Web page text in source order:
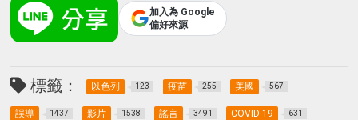
加入為 Google
偏好來源
標籤： 以色列 123 疫苗 255 美國 567
誤導 1437 影片 1538 謠言 3491 COVID-19 631